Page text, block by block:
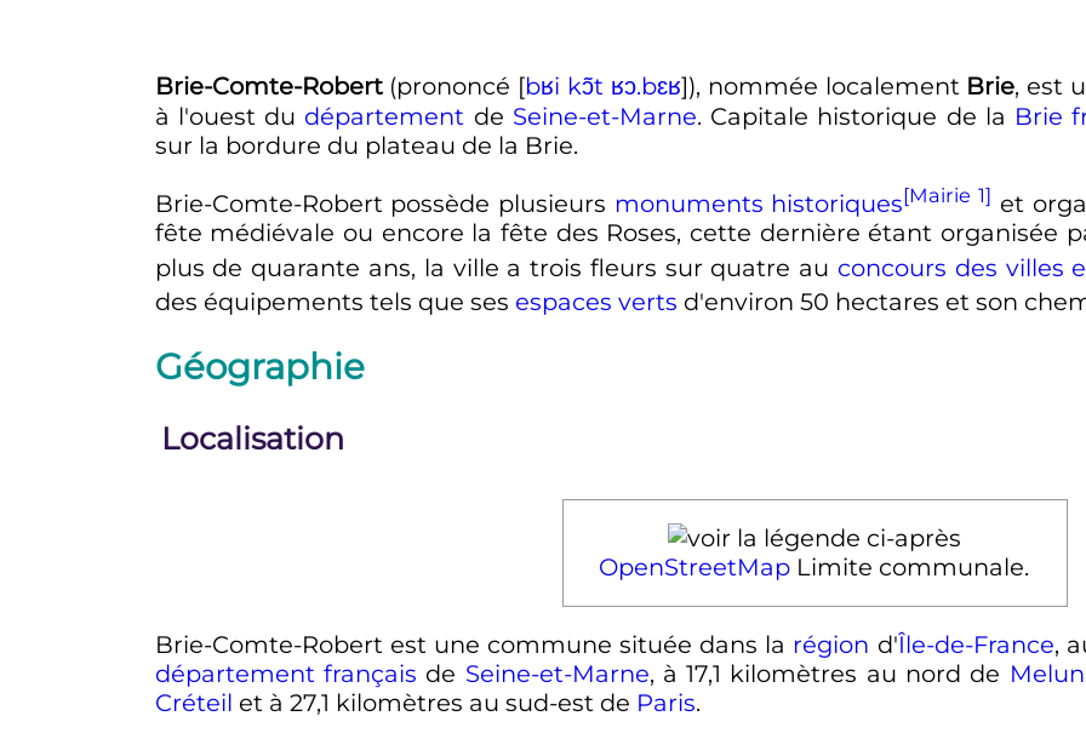
Brie-Comte-Robert(prononcé [bʁi kɔ̃t ʁɔ.bɛʁ]), nommée localement Brie, est
à l'ouest du département de Seine-et-Marne. Capitale historique de la Brie
sur la bordure du plateau de la Brie.
Brie-Comte-Robert possède plusieurs monuments historiques[Mairie 1] et
fête médiévale ou encore la fête des Roses, cette dernière étant organisée
plus de quarante ans, la ville a trois fleurs sur quatre au concours des villes
des équipements tels que ses espaces verts d'environ 50 hectares et son
Géographie
Localisation
OpenStreetMap Limite communale.
Brie-Comte-Robert est une commune située dans la région d'Île-de-France,
département français de Seine-et-Marne, à17,1 kilomètres au nord de Melun
Créteil et à 27,1 kilomètres au sud-est de Paris.